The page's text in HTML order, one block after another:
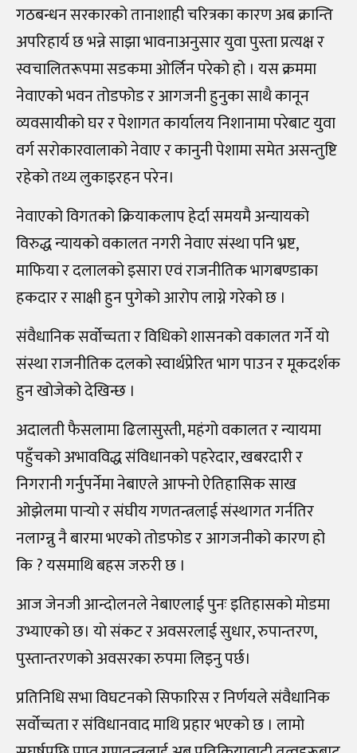
गठबन्धन सरकारको तानाशाही चरित्रका कारण अब क्रान्ति
अपरिहार्य छ भन्ने साझा भावनाअनुसार युवा पुस्ता प्रत्यक्ष र
स्वचालितरूपमा सडकमा ओर्लिन परेको हो । यस क्रममा
नेवाएको भवन तोडफोड र आगजनी हुनुका साथै कानून
व्यवसायीको घर र पेशागत कार्यालय निशानामा परेबाट युवा
वर्ग सरोकारवालाको नेवाए र कानुनी पेशामा समेत असन्तुष्टि
रहेको तथ्य लुकाइरहन परेन।
नेवाएको विगतको क्रियाकलाप हेर्दा समयमै अन्यायको
विरुद्ध न्यायको वकालत नगरी नेवाए संस्था पनि भ्रष्ट,
माफिया र दलालको इसारा एवं राजनीतिक भागबण्डाका
हकदार र साक्षी हुन पुगेको आरोप लाग्ने गरेको छ ।
संवैधानिक सर्वोच्चता र विधिको शासनको वकालत गर्ने यो
संस्था राजनीतिक दलको स्वार्थप्रेरित भाग पाउन र मूकदर्शक
हुन खोजेको देखिन्छ ।
अदालती फैसलामा ढिलासुस्ती, महंगो वकालत र न्यायमा
पहुँचको अभावविद्ध संविधानको पहरेदार, खबरदारी र
निगरानी गर्नुपर्नेमा नेबाएले आफ्नो ऐतिहासिक साख
ओझेलमा पार्‍यो र संघीय गणतन्त्रलाई संस्थागत गर्नतिर
नलाग्न्नु नै बारमा भएको तोडफोड र आगजनीको कारण हो
कि ? यसमाथि बहस जरुरी छ ।
आज जेनजी आन्दोलनले नेबाएलाई पुनः इतिहासको मोडमा
उभ्याएको छ। यो संकट र अवसरलाई सुधार, रुपान्तरण,
पुस्तान्तरणको अवसरका रुपमा लिइनु पर्छ।
प्रतिनिधि सभा विघटनको सिफारिस र निर्णयले संवैधानिक
सर्वोच्चता र संविधानवाद माथि प्रहार भएको छ । लामो